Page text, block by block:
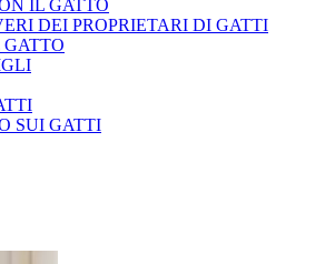
IL GATTO
DEI PROPRIETARI DI GATTI
GATTO
SUI GATTI